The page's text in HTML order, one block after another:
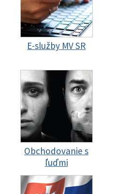
E-služby MV SR
Obchodovanie s
ľuďmi